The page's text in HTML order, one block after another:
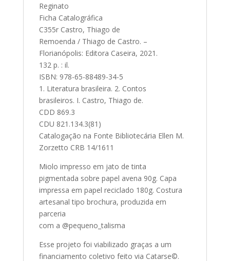
Reginato
Ficha Catalográfica
C355r Castro, Thiago de
Remoenda / Thiago de Castro. –
Florianópolis: Editora Caseira, 2021.
132 p. : il.
ISBN: 978-65-88489-34-5
1. Literatura brasileira. 2. Contos
brasileiros. I. Castro, Thiago de.
CDD 869.3
CDU 821.134.3(81)
Catalogação na Fonte Bibliotecária Ellen M.
Zorzetto CRB 14/1611
Miolo impresso em jato de tinta
pigmentada sobre papel avena 90g. Capa
impressa em papel reciclado 180g. Costura
artesanal tipo brochura, produzida em
parceria
com a @pequeno_talisma
Esse projeto foi viabilizado graças a um
financiamento coletivo feito via Catarse©.